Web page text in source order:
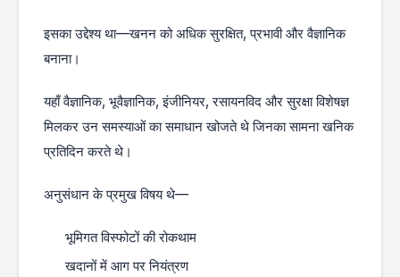
इसका उद्देश्य था—खनन को अधिक सुरक्षित, प्रभावी और वैज्ञानिक
बनाना।
यहाँ वैज्ञानिक, भूवैज्ञानिक, इंजीनियर, रसायनविद और सुरक्षा विशेषज्ञ
मिलकर उन समस्याओं का समाधान खोजते थे जिनका सामना खनिक
प्रतिदिन करते थे।
अनुसंधान के प्रमुख विषय थे—
भूमिगत विस्फोटों की रोकथाम
खदानों में आग पर नियंत्रण